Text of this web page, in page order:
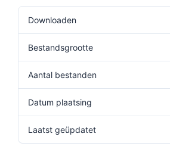
Downloaden
Bestandsgrootte
Aantal bestanden
Datum plaatsing
Laatst geüpdatet